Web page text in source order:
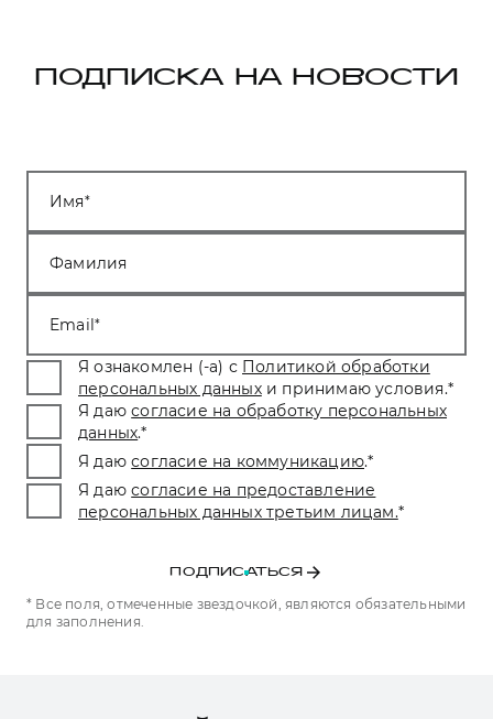
ПОДПИСКА НА НОВОСТИ
Имя
Фамилия
Email
Я ознакомлен (-а) с Политикой обработки
персональных данных и принимаю условия.*
Я даю согласие на обработку персональных
данных.*
Я даю согласие на коммуникацию.*
Я даю согласие на предоставление
персональных данных третьим лицам.*
ПОДПИСАТЬСЯ
* Все поля, отмеченные звездочкой, являются обязательными
для заполнения.